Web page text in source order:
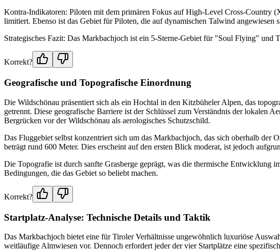
Kontra-Indikatoren: Piloten mit dem primären Fokus auf High-Level Cross-Country
limitiert. Ebenso ist das Gebiet für Piloten, die auf dynamischen Talwind angewiesen
Strategisches Fazit: Das Markbachjoch ist ein 5-Sterne-Gebiet für "Soul Flying" und
Korrekt?
Geografische und Topografische Einordnung
Die Wildschönau präsentiert sich als ein Hochtal in den Kitzbüheler Alpen, das
getrennt. Diese geografische Barriere ist der Schlüssel zum Verständnis der lokalen
Bergrücken vor der Wildschönau als aerologisches Schutzschild.
Das Fluggebiet selbst konzentriert sich um das Markbachjoch, das sich oberhalb
beträgt rund 600 Meter. Dies erscheint auf den ersten Blick moderat, ist jedoch
Die Topografie ist durch sanfte Grasberge geprägt, was die thermische
Bedingungen, die das Gebiet so beliebt machen.
Korrekt?
Startplatz-Analyse: Technische Details und Taktik
Das Markbachjoch bietet eine für Tiroler Verhältnisse ungewöhnlich luxuriöse
weitläufige Almwiesen vor. Dennoch erfordert jeder der vier Startplätze eine